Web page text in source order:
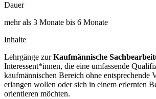
Dauer
mehr als 3 Monate bis 6 Monate
Inhalte
Lehrgänge zurKaufmännische
Interessent*innen, die eine umfassende
kaufmännischen Bereich ohne entsprechende
erlangen wollen oder sich in einem erlernten
orientieren möchten.